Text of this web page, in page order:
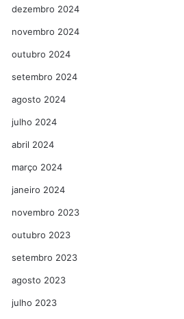
dezembro 2024
novembro 2024
outubro 2024
setembro 2024
agosto 2024
julho 2024
abril 2024
março 2024
janeiro 2024
novembro 2023
outubro 2023
setembro 2023
agosto 2023
julho 2023